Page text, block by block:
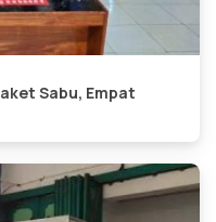
Sabu, Empat